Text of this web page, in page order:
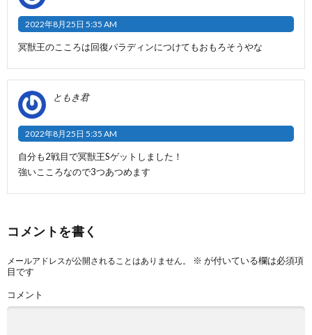
2022年8月25日 5:35 AM
冥獣王のこころは回復パラディンにつけてもおもろそうやな
ともき君
2022年8月25日 5:35 AM
自分も2戦目で冥獣王Sゲットしました！
強いこころなので3つあつめます
コメントを書く
メールアドレスが公開されることはありません。 ※ が付いている欄は必須項
目です
コメント